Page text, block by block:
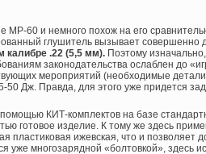
МР-60 и немного похож на его
глушитель вызывает совершенно
калибре .22 (5,5 мм). Поэтому
законодательства ослаблен до
мероприятий (необходимые детали
Дж. Правда, для этого уже придется
КИТ-комплектов на базе
готовое изделие. К тому же здесь
пластиковая ижевская, что и позволяет
уже многозарядной «болтовкой», здесь